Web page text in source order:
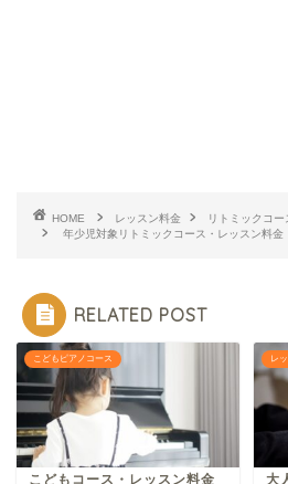
HOME レッスン料金
リトミックコー
年少児対象リトミックコース・レッスン料金
RELATED POST
こどもピアノコース
こどもコース・レッスン料金
レ
大